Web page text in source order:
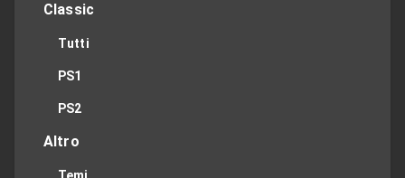
Classic
Tutti
PS1
PS2
Altro